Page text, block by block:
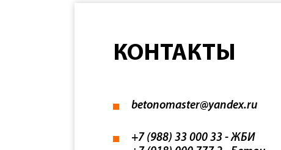
КОНТАКТЫ
betonomaster@yandex.ru
+7 (988) 33 000 33 - ЖБИ